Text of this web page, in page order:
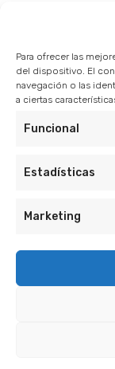
Para ofrecer las
del dispositivo. El
navegación o las
a ciertas
Funcional
Estadísticas
Marketing